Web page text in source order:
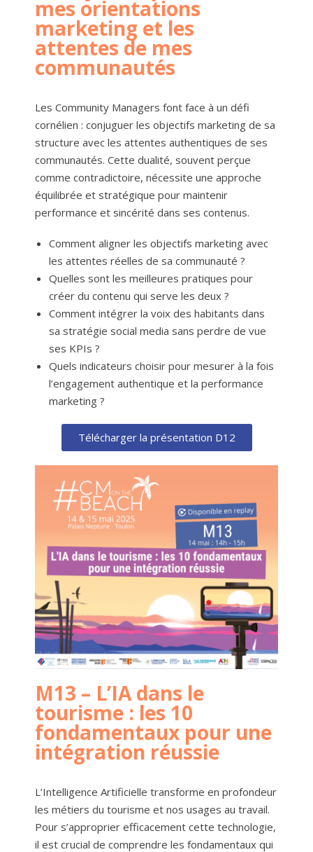
mes orientations
marketing et les
attentes de mes
communautés
Les Community Managers font face à un défi
cornélien : conjuguer les objectifs marketing de sa
structure avec les attentes authentiques de ses
communautés. Cette dualité, souvent perçue
comme contradictoire, nécessite une approche
équilibrée et stratégique pour maintenir
performance et sincérité dans ses contenus.
Comment aligner les objectifs marketing avec
les attentes réelles de sa communauté ?
Quelles sont les meilleures pratiques pour
créer du contenu qui serve les deux ?
Comment intégrer la voix des habitants dans
sa stratégie social media sans perdre de vue
ses KPIs ?
Quels indicateurs choisir pour mesurer à la fois
l’engagement authentique et la performance
marketing ?
Télécharger la présentation D12
M13 – L’IA dans le
tourisme : les 10
fondamentaux pour une
intégration réussie
L’Intelligence Artificielle transforme en profondeur
les métiers du tourisme et nos usages au travail.
Pour s’approprier efficacement cette technologie,
il est crucial de comprendre les fondamentaux qui